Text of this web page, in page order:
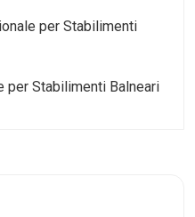
per Stabilimenti
per Stabilimenti Balneari